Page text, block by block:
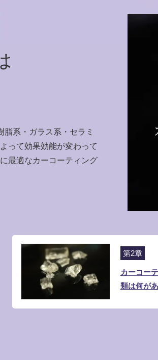
系・ガラス系・セラミ
って効果効能が変わって
最適なカーコーティング
第2章
カーコー
類は何が